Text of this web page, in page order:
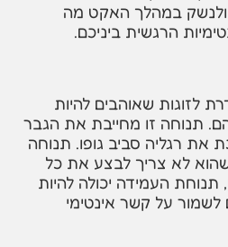
ולנשק במהלך האקט מה
הרגשית ביניכם.
לזוגות שאוהבים להיות
תנוחה זו מחייבת את הגבר
את רגליה סביב גופו. תנוחה
שהוא לא צריך לבצע את כל
תנוחת העמידה יכולה להיות
על קשר אינטימי